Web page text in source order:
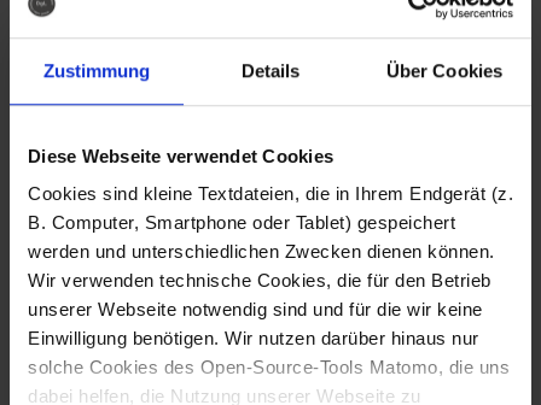
Zustimmung Details Über Cookies
Diese Webseite verwendet Cookies
Cookies sind kleine Textdateien, die in Ihrem Endgerät (z.
B. Computer, Smartphone oder Tablet) gespeichert
werden und unterschiedlichen Zwecken dienen können.
Wir verwenden technische Cookies, die für den Betrieb
unserer Webseite notwendig sind und für die wir keine
Einwilligung benötigen. Wir nutzen darüber hinaus nur
solche Cookies des Open-Source-Tools Matomo, die uns
dabei helfen, die Nutzung unserer Webseite zu
Fotografo: Lorenz
Sternbach
Download
Fotografo: Lorenz
Sternbach
Download